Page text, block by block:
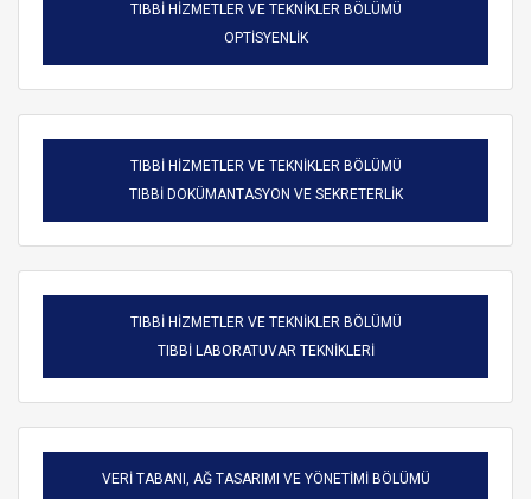
TIBBİ HİZMETLER VE TEKNİKLER BÖLÜMÜ
OPTİSYENLİK
TIBBİ HİZMETLER VE TEKNİKLER BÖLÜMÜ
TIBBİ DOKÜMANTASYON VE SEKRETERLİK
TIBBİ HİZMETLER VE TEKNİKLER BÖLÜMÜ
TIBBİ LABORATUVAR TEKNİKLERİ
VERİ TABANI, AĞ TASARIMI VE YÖNETİMİ BÖLÜMÜ